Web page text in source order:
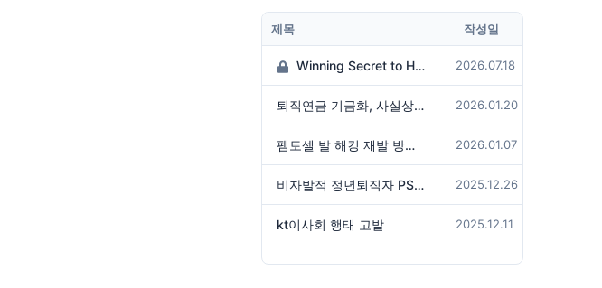
제목 작성일
Winning Secret to Hit the Jackpot! 2026.07.18
퇴직연금 기금화, 사실상 국가가 관리하겠다는 것인가? 2026.01.20
펨토셀 발 해킹 재발 방지 위해서는 2026.01.07
비자발적 정년퇴직자 PS성과급 미지급은 임금체불 아닌가? 2025.12.26
kt이사회 행태 고발 2025.12.11